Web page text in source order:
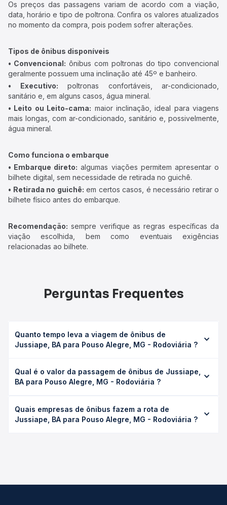
Os preços das passagens variam de acordo com a viação,
data, horário e tipo de poltrona. Confira os valores atualizados
no momento da compra, pois podem sofrer alterações.
Tipos de ônibus disponíveis
• Convencional: ônibus com poltronas do tipo convencional
geralmente possuem uma inclinação até 45º e banheiro.
• Executivo: poltronas confortáveis, ar-condicionado,
sanitário e, em alguns casos, água mineral.
• Leito ou Leito-cama: maior inclinação, ideal para viagens
mais longas, com ar-condicionado, sanitário e, possivelmente,
água mineral.
Como funciona o embarque
• Embarque direto: algumas viações permitem apresentar o
bilhete digital, sem necessidade de retirada no guichê.
• Retirada no guichê: em certos casos, é necessário retirar o
bilhete físico antes do embarque.
Recomendação: sempre verifique as regras específicas da
viação escolhida, bem como eventuais exigências
relacionadas ao bilhete.
Perguntas Frequentes
Quanto tempo leva a viagem de ônibus de
Jussiape, BA para Pouso Alegre, MG - Rodoviária ?
MG - Rodoviária leva em média 25h 45min, podendo variar
conforme a viação, o tipo de serviço (convencional,
duração exata de cada opção na data desejada.
Qual é o valor da passagem de ônibus de Jussiape,
BA para Pouso Alegre, MG - Rodoviária ?
Pouso Alegre, MG - Rodoviária custa em média R$ 377,66
e varia conforme a data da viagem, a empresa, o tipo de
Quais empresas de ônibus fazem a rota de
Jussiape, BA para Pouso Alegre, MG - Rodoviária ?